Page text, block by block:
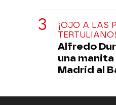
¡OJO A LAS
TERTULIANO!
Alfredo
una manita
Madrid al